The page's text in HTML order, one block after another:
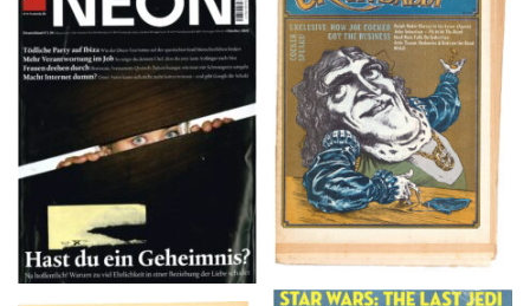
NEON – OKTOBER
2008
Crawdaddy – June/11/72